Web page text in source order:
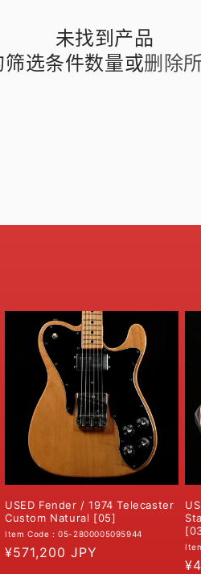
未找到产品
选条件数量或删除
USED Fender / 1974 Telecaster
Custom Natural [05]
Item Code : 05-2800005095944
常
¥571,200 JPY
常